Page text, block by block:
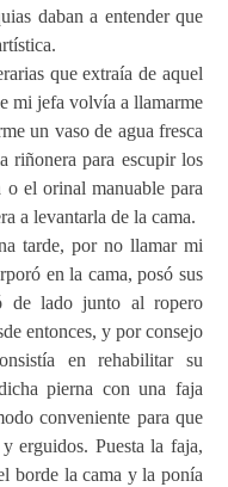
daban a entender que
que extraía de aquel
mi jefa volvía a llamarme
un vaso de agua fresca
riñonera para escupir los
o el orinal manuable para
a levantarla de la cama.
tarde, por no llamar mi
en la cama, posó sus
de lado junto al ropero
entonces, y por consejo
en rehabilitar su
pierna con una faja
conveniente para que
erguidos. Puesta la faja,
borde la cama y la ponía